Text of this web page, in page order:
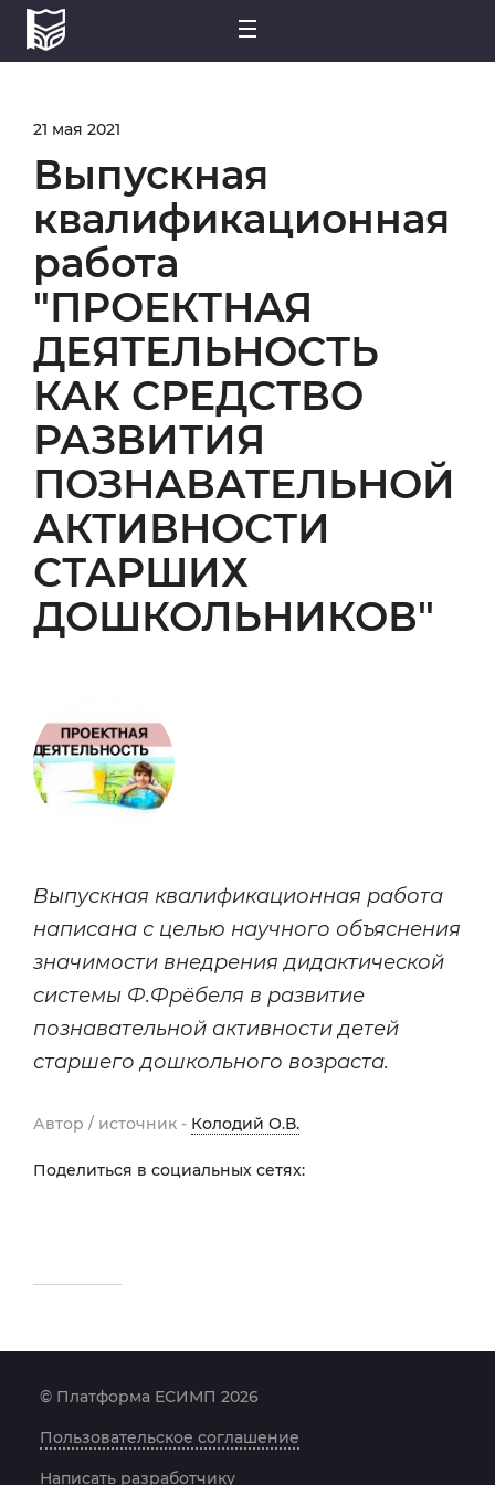
21 мая 2021
Выпускная
квалификационная
работа
"ПРОЕКТНАЯ
ДЕЯТЕЛЬНОСТЬ
КАК СРЕДСТВО
РАЗВИТИЯ
ПОЗНАВАТЕЛЬНОЙ
АКТИВНОСТИ
СТАРШИХ
ДОШКОЛЬНИКОВ"
Выпускная квалификационная работа
написана с целью научного объяснения
значимости внедрения дидактической
системы Ф.Фрёбеля в развитие
познавательной активности детей
старшего дошкольного возраста.
Автор / источник - Колодий О.В.
Поделиться в социальных сетях:
© Платформа ЕСИМП 2026
Пользовательское соглашение
Написать разработчику